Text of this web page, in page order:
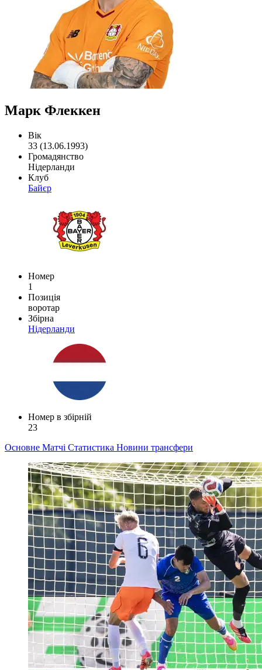
Марк Флеккен
Вік
33 (13.06.1993)
Громадянство
Нідерланди
Клуб
Байєр
Номер
1
Позиція
воротар
Збірна
Нідерланди
Номер в збірній
23
Основне Матчі Статистика Новини трансфери